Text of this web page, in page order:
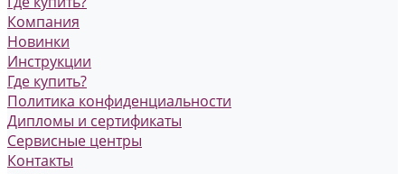
Компания
Новинки
Инструкции
Где купить?
Политика конфиденциальности
Дипломы и сертификаты
Сервисные центры
Контакты